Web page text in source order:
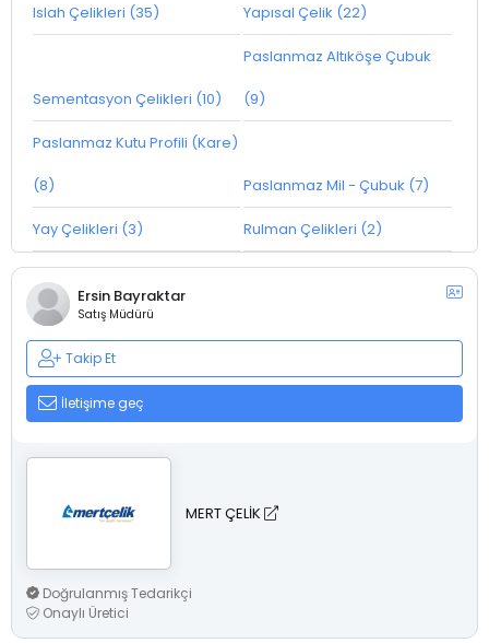
Islah Çelikleri (35) Yapısal Çelik (22)
Sementasyon Çelikleri (10)
Paslanmaz Altıköşe Çubuk
(9)
Paslanmaz Kutu Profili (Kare)
(8) Paslanmaz Mil - Çubuk (7)
Yay Çelikleri (3) Rulman Çelikleri (2)
Ersin Bayraktar
Satış Müdürü
Takip Et
İletişime geç
MERT ÇELİK
Doğrulanmış Tedarikçi
Onaylı Üretici